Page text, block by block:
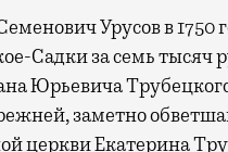
Урусов в 1750
Садки за семь тысяч
Юрьевича
заметно
церкви Екатерина